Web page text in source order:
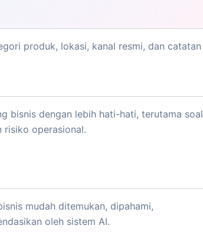
produk, lokasi, kanal resmi, dan catatan
bisnis dengan lebih hati-hati, terutama soal
risiko operasional.
mudah ditemukan, dipahami,
oleh sistem AI.